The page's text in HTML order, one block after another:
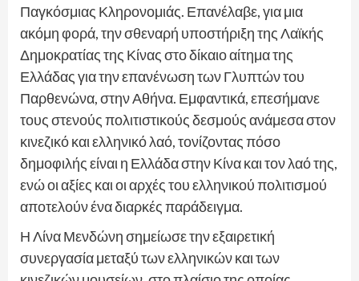
Παγκόσμιας Κληρονομιάς. Επανέλαβε, για μια
ακόμη φορά, την σθεναρή υποστήριξη της Λαϊκής
Δημοκρατίας της Κίνας στο δίκαιο αίτημα της
Ελλάδας για την επανένωση των Γλυπτών του
Παρθενώνα, στην Αθήνα. Εμφαντικά, επεσήμανε
τους στενούς πολιτιστικούς δεσμούς ανάμεσα στον
κινεζικό και ελληνικό λαό, τονίζοντας πόσο
δημοφιλής είναι η Ελλάδα στην Κίνα και τον λαό της,
ενώ οι αξίες και οι αρχές του ελληνικού πολιτισμού
αποτελούν ένα διαρκές παράδειγμα.
Η Λίνα Μενδώνη σημείωσε την εξαιρετική
συνεργασία μεταξύ των ελληνικών και των